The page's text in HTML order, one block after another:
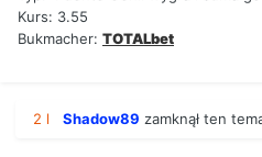
Kurs: 3.55
Bukmacher: TOTALbet
2 l Shadow89 zamknął ten